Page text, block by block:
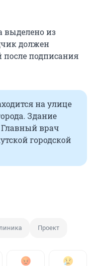
выделено из
должен
после подписания
на улице
Здание
Главный врач
городской
Проект